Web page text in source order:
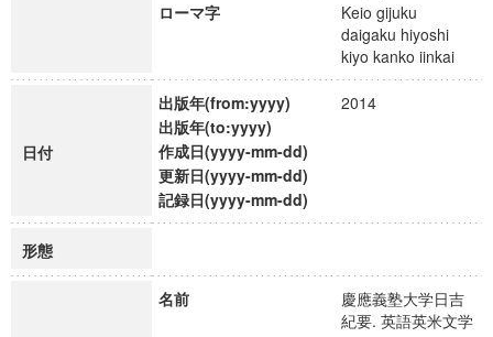
ローマ字
Keio gijuku
daigaku hiyoshi
kiyo kanko iinkai
日付
出版年(from:yyyy)
2014
出版年(to:yyyy)
作成日(yyyy-mm-dd)
更新日(yyyy-mm-dd)
記録日(yyyy-mm-dd)
形態
名前
慶應義塾大学日吉
紀要. 英語英米文学